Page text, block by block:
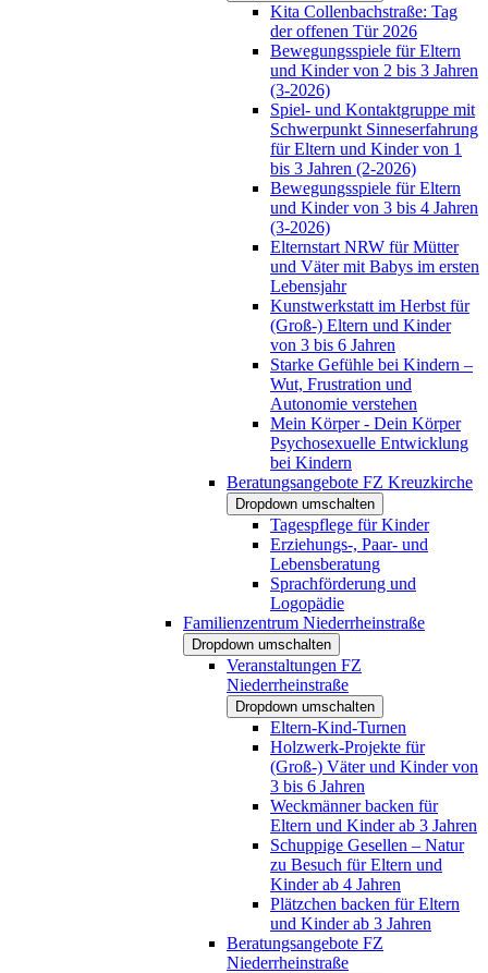
Kita Collenbachstraße: Tag
der offenen Tür 2026
Bewegungsspiele für Eltern
und Kinder von 2 bis 3 Jahren
(3-2026)
Spiel- und Kontaktgruppe mit
Schwerpunkt Sinneserfahrung
für Eltern und Kinder von 1
bis 3 Jahren (2-2026)
Bewegungsspiele für Eltern
und Kinder von 3 bis 4 Jahren
(3-2026)
Elternstart NRW für Mütter
und Väter mit Babys im ersten
Lebensjahr
Kunstwerkstatt im Herbst für
(Groß-) Eltern und Kinder
von 3 bis 6 Jahren
Starke Gefühle bei Kindern –
Wut, Frustration und
Autonomie verstehen
Mein Körper - Dein Körper
Psychosexuelle Entwicklung
bei Kindern
Beratungsangebote FZ Kreuzkirche
Dropdown umschalten
Tagespflege für Kinder
Erziehungs-, Paar- und
Lebensberatung
Sprachförderung und
Logopädie
Familienzentrum Niederrheinstraße
Dropdown umschalten
Veranstaltungen FZ
Niederrheinstraße
Dropdown umschalten
Eltern-Kind-Turnen
Holzwerk-Projekte für
(Groß-) Väter und Kinder von
3 bis 6 Jahren
Weckmänner backen für
Eltern und Kinder ab 3 Jahren
Schuppige Gesellen – Natur
zu Besuch für Eltern und
Kinder ab 4 Jahren
Plätzchen backen für Eltern
und Kinder ab 3 Jahren
Beratungsangebote FZ
Niederrheinstraße